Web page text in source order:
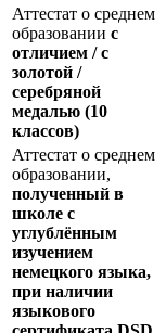
Аттестат о среднем
образовании с
отличием / с
золотой /
серебряной
медалью (10
классов)
Аттестат о среднем
образовании,
полученный в
школе с
углублённым
изучением
немецкого языка,
при наличии
языкового